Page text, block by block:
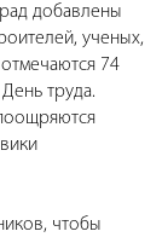
добавлены
ученых,
74
труда.
чтобы